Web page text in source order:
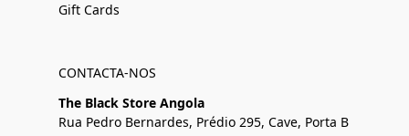
Gift Cards
CONTACTA-NOS
The Black Store Angola
Rua Pedro Bernardes, Prédio 295, Cave, Porta B